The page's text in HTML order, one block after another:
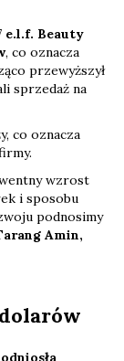
e.l.f. Beauty
, co oznacza
przewyższył
sprzedaż na
co oznacza
wzrost
i sposobu
podnosimy
Amin,